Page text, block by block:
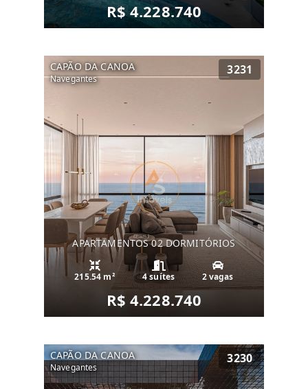
R$ 4.228.740
CAPÃO DA CANOA
Navegantes
3231
APARTAMENTOS 02 DORMITÓRIOS
215.54 m² 4 suítes 2 vagas
R$ 4.228.740
CAPÃO DA CANOA
Navegantes
3230